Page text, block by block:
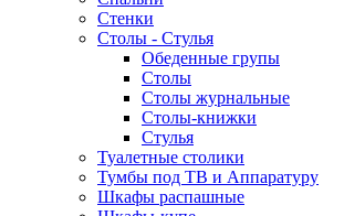
Стенки
Столы - Стулья
Обеденные групы
Столы
Столы журнальные
Столы-книжки
Стулья
Туалетные столики
Тумбы под ТВ и Аппаратуру
Шкафы распашные